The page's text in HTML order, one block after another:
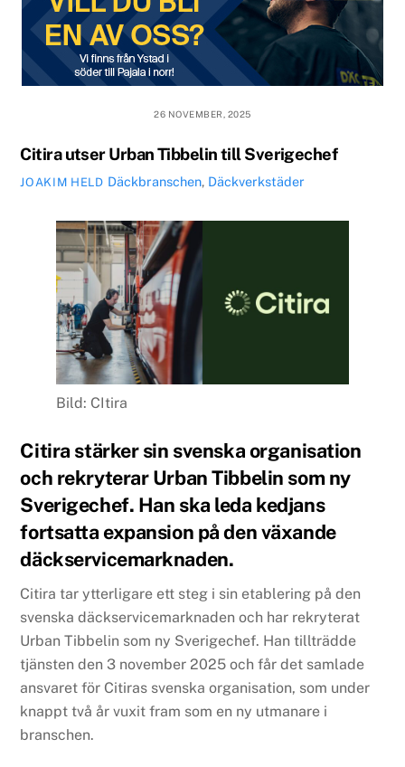
26 NOVEMBER, 2025
Citira utser Urban Tibbelin till Sverigechef
JOAKIM HELD Däckbranschen, Däckverkstäder
Bild: CItira
Citira stärker sin svenska organisation
och rekryterar Urban Tibbelin som ny
Sverigechef. Han ska leda kedjans
fortsatta expansion på den växande
däckservicemarknaden.
Citira tar ytterligare ett steg i sin etablering på den
svenska däckservicemarknaden och har rekryterat
Urban Tibbelin som ny Sverigechef. Han tillträdde
tjänsten den 3 november 2025 och får det samlade
ansvaret för Citiras svenska organisation, som under
knappt två år vuxit fram som en ny utmanare i
branschen.